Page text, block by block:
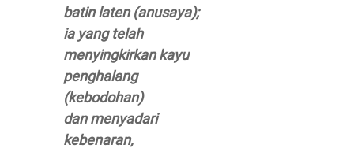
batin laten (anusaya);
ia yang telah
menyingkirkan kayu
penghalang
(kebodohan)
dan menyadari
kebenaran,